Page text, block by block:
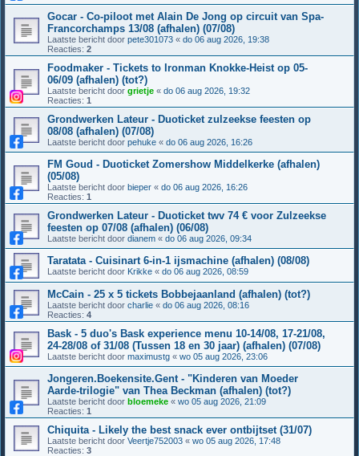
Gocar - Co-piloot met Alain De Jong op circuit van Spa-
Francorchamps 13/08 (afhalen) (07/08)
Laatste bericht door pete301073 « do 06 aug 2026, 19:38
Reacties: 2
Foodmaker - Tickets to Ironman Knokke-Heist op 05-
06/09 (afhalen) (tot?)
Laatste bericht door grietje « do 06 aug 2026, 19:32
Reacties: 1
Grondwerken Lateur - Duoticket zulzeekse feesten op
08/08 (afhalen) (07/08)
Laatste bericht door pehuke « do 06 aug 2026, 16:26
FM Goud - Duoticket Zomershow Middelkerke (afhalen)
(05/08)
Laatste bericht door bieper « do 06 aug 2026, 16:26
Reacties: 1
Grondwerken Lateur - Duoticket twv 74 € voor Zulzeekse
feesten op 07/08 (afhalen) (06/08)
Laatste bericht door dianem « do 06 aug 2026, 09:34
Taratata - Cuisinart 6-in-1 ijsmachine (afhalen) (08/08)
Laatste bericht door Krikke « do 06 aug 2026, 08:59
McCain - 25 x 5 tickets Bobbejaanland (afhalen) (tot?)
Laatste bericht door charlie « do 06 aug 2026, 08:16
Reacties: 4
Bask - 5 duo's Bask experience menu 10-14/08, 17-21/08,
24-28/08 of 31/08 (Tussen 18 en 30 jaar) (afhalen) (07/08)
Laatste bericht door maximustg « wo 05 aug 2026, 23:06
Jongeren.Boekensite.Gent - "Kinderen van Moeder
Aarde-trilogie" van Thea Beckman (afhalen) (tot?)
Laatste bericht door bloemeke « wo 05 aug 2026, 21:09
Reacties: 1
Chiquita - Likely the best snack ever ontbijtset (31/07)
Laatste bericht door Veertje752003 « wo 05 aug 2026, 17:48
Reacties: 3